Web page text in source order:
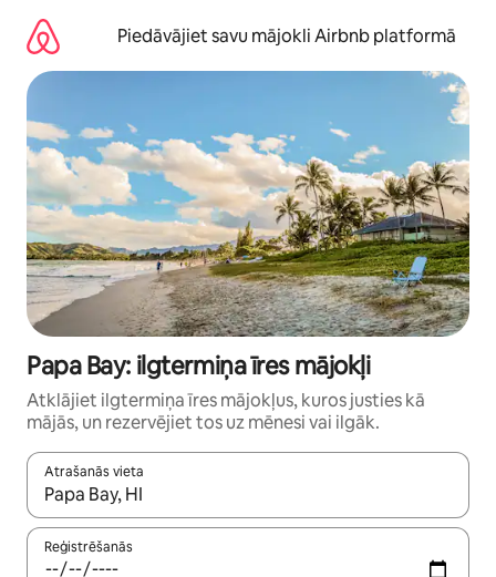
saturu
Piedāvājiet savu mājokli Airbnb platformā
Papa Bay: ilgtermiņa īres mājokļi
Atklājiet ilgtermiņa īres mājokļus, kuros justies kā
mājās, un rezervējiet tos uz mēnesi vai ilgāk.
Atrašanās vieta
Kad rezultāti kļūs pieejami, izmantojiet bultiņu uz augšu un
Reģistrēšanās